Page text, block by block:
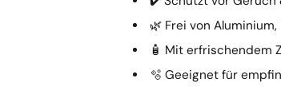
🌿 Frei von
🧴 Mit erfrischendem
🫧 Geeignet für